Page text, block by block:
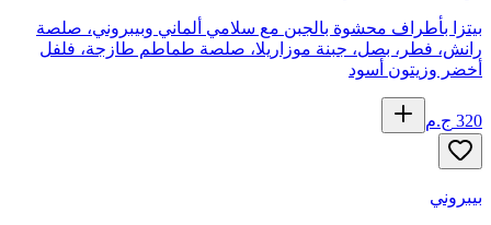
بيتزا بأطراف محشوة بالجبن مع سلامي ألماني وبيبروني، صلصة
رانش، فطر، بصل، جبنة موزاريلا، صلصة طماطم طازجة، فلفل
أخضر وزيتون أسود
320 ج.م
بيبروني